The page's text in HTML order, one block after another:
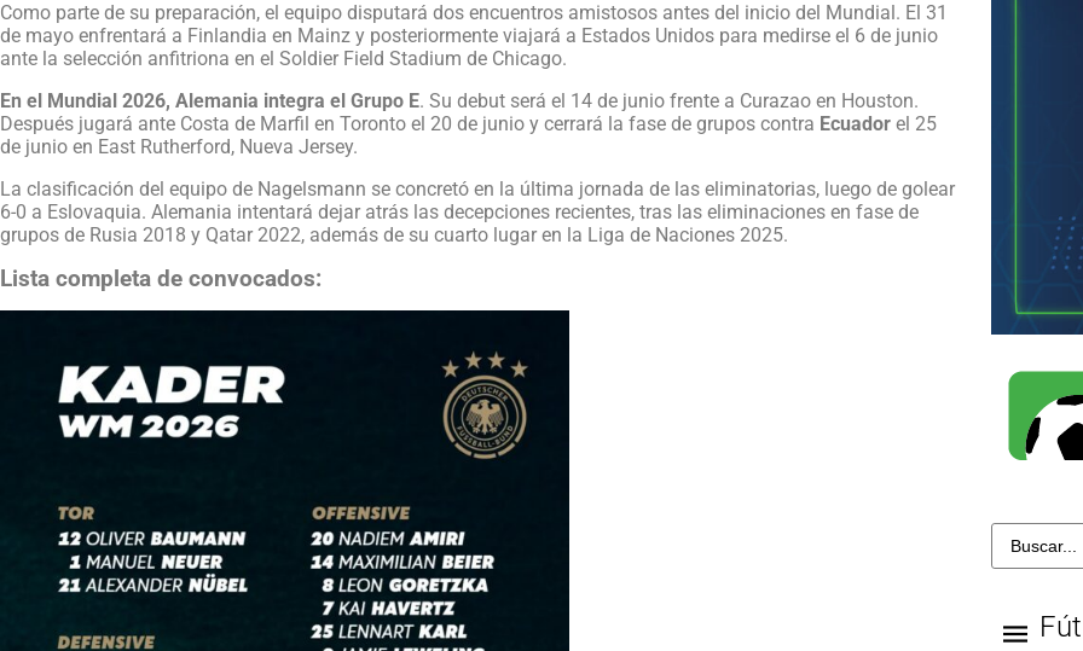
Como parte de su preparación, el equipo disputará dos encuentros amistosos antes del inicio del Mundial. El 31
de mayo enfrentará a Finlandia en Mainz y posteriormente viajará a Estados Unidos para medirse el 6 de junio
ante la selección anfitriona en el Soldier Field Stadium de Chicago.
En el Mundial 2026, Alemania integra el Grupo E. Su debut será el 14 de junio frente a Curazao en Houston.
Después jugará ante Costa de Marfil en Toronto el 20 de junio y cerrará la fase de grupos contra Ecuador el 25
de junio en East Rutherford, Nueva Jersey.
La clasificación del equipo de Nagelsmann se concretó en la última jornada de las eliminatorias, luego de golear
6-0 a Eslovaquia. Alemania intentará dejar atrás las decepciones recientes, tras las eliminaciones en fase de
grupos de Rusia 2018 y Qatar 2022, además de su cuarto lugar en la Liga de Naciones 2025.
Lista completa de convocados: